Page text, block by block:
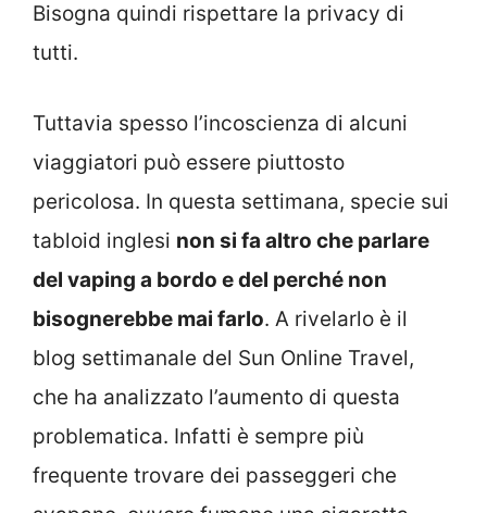
Bisogna quindi rispettare la privacy di
tutti.
Tuttavia spesso l’incoscienza di alcuni
viaggiatori può essere piuttosto
pericolosa. In questa settimana, specie sui
tabloid inglesi non si fa altro che parlare
del vaping a bordo e del perché non
bisognerebbe mai farlo. A rivelarlo è il
blog settimanale del Sun Online Travel,
che ha analizzato l’aumento di questa
problematica. Infatti è sempre più
frequente trovare dei passeggeri che